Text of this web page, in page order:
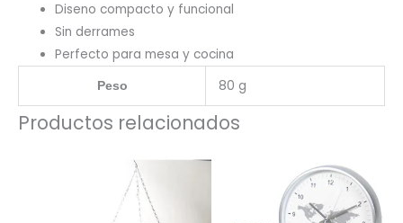
Diseno compacto y funcional
Sin derrames
Perfecto para mesa y cocina
Peso 80 g
Productos relacionados